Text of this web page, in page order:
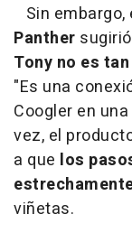
Sin
Panther
Tony no es
"Es una
Coogler en
vez, el
a que los
viñetas.